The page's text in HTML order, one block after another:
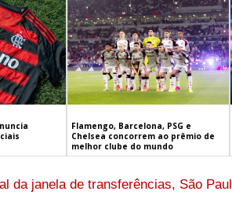
Flamengo, Barcelona, PSG e
Chelsea concorrem ao prêmio de
melhor clube do mundo
da janela de transferências, São